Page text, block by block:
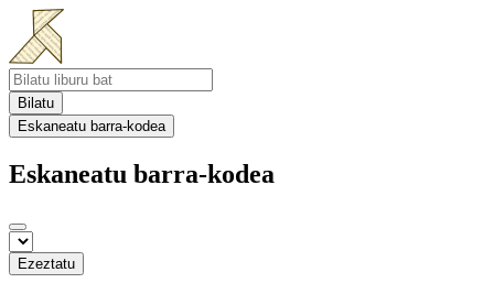
Bilatu
Eskaneatu barra-kodea
Eskaneatu barra-kodea
Ezeztatu